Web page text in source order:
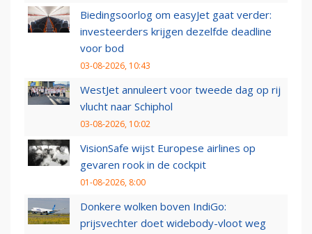
Biedingsoorlog om easyJet gaat verder:
investeerders krijgen dezelfde deadline
voor bod
03-08-2026, 10:43
WestJet annuleert voor tweede dag op rij
vlucht naar Schiphol
03-08-2026, 10:02
VisionSafe wijst Europese airlines op
gevaren rook in de cockpit
01-08-2026, 8:00
Donkere wolken boven IndiGo:
prijsvechter doet widebody-vloot weg